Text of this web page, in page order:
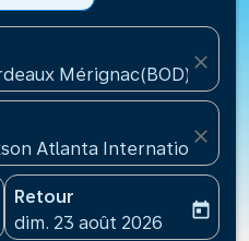
Mérignac(BOD),
close
Atlanta International
close
aria-label
Retour
fc-booking-return-date-
dim. 23 août 2026
today